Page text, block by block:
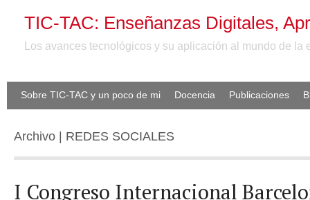
TIC-TAC: Enseñanzas Digitales,
Los avances tecnológicos y su aplicación al mundo de la
Sobre TIC-TAC y un poco de mi Docencia Publicaciones
Archivo | REDES SOCIALES
I Congreso Internacional